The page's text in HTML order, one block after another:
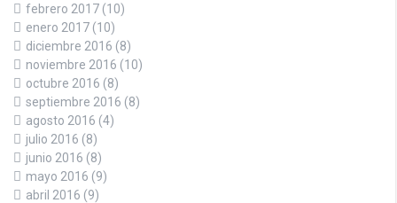
febrero 2017 (10)
enero 2017 (10)
diciembre 2016 (8)
noviembre 2016 (10)
octubre 2016 (8)
septiembre 2016 (8)
agosto 2016 (4)
julio 2016 (8)
junio 2016 (8)
mayo 2016 (9)
abril 2016 (9)